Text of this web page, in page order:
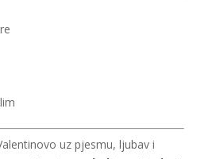
uz pjesmu, ljubav i